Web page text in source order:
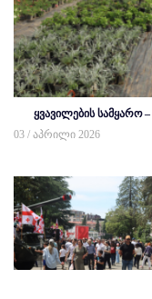
ყვავილების სამყარო
03 / აპრილი 2026